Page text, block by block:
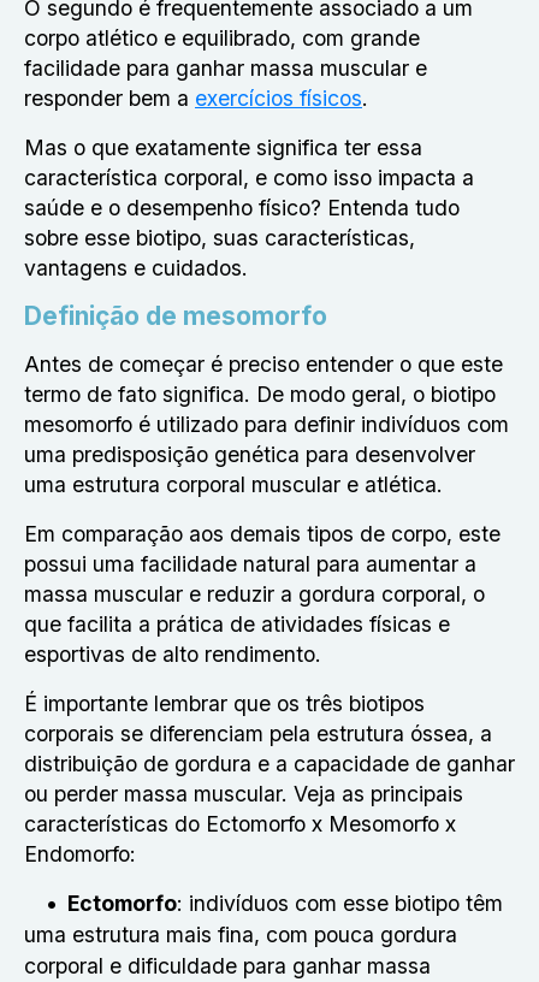
O segundo é frequentemente associado a um
corpo atlético e equilibrado, com grande
facilidade para ganhar massa muscular e
responder bem a exercícios físicos.
Mas o que exatamente significa ter essa
característica corporal, e como isso impacta a
saúde e o desempenho físico? Entenda tudo
sobre esse biotipo, suas características,
vantagens e cuidados.
Definição de mesomorfo
Antes de começar é preciso entender o que este
termo de fato significa. De modo geral, o biotipo
mesomorfo é utilizado para definir indivíduos com
uma predisposição genética para desenvolver
uma estrutura corporal muscular e atlética.
Em comparação aos demais tipos de corpo, este
possui uma facilidade natural para aumentar a
massa muscular e reduzir a gordura corporal, o
que facilita a prática de atividades físicas e
esportivas de alto rendimento.
É importante lembrar que os três biotipos
corporais se diferenciam pela estrutura óssea, a
distribuição de gordura e a capacidade de ganhar
ou perder massa muscular. Veja as principais
características do Ectomorfo x Mesomorfo x
Endomorfo:
Ectomorfo: indivíduos com esse biotipo têm
uma estrutura mais fina, com pouca gordura
corporal e dificuldade para ganhar massa